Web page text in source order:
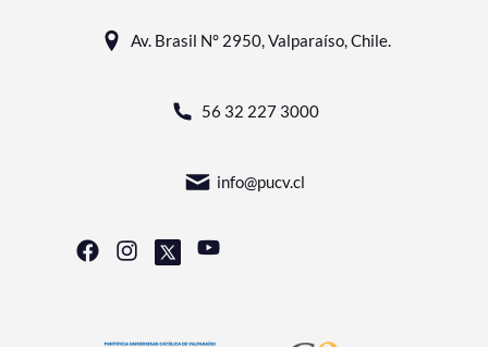
Av. Brasil N° 2950, Valparaíso, Chile.
56 32 227 3000
info@pucv.cl